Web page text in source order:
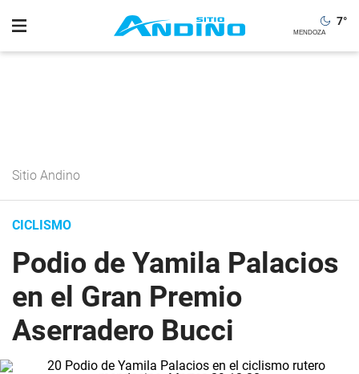
7°
Sitio Andino
CICLISMO
Podio de Yamila Palacios
en el Gran Premio
Aserradero Bucci